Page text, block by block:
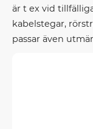
är t ex vid
kabelstegar,
passar även